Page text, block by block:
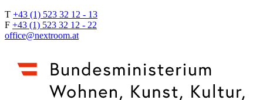
T +43 (1) 523 32 12 - 13
F +43 (1) 523 32 12 - 22
office@nextroom.at